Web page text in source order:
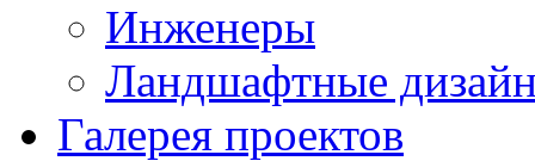
Инженеры
Ландшафтные
Галерея проектов